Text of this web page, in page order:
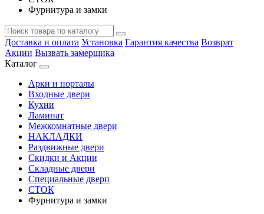
Фурнитура и замки
Доставка и оплата Установка Гарантия качества Возврат
Акции Вызвать замерщика
Каталог
Арки и порталы
Входные двери
Кухни
Ламинат
Межкомнатные двери
НАКЛАДКИ
Раздвижные двери
Скидки и Акции
Складные двери
Специальные двери
СТОК
Фурнитура и замки